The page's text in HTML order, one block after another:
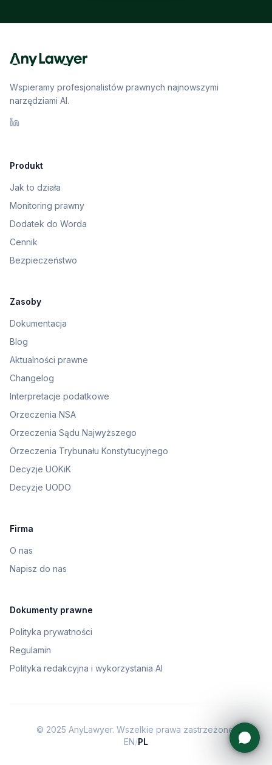
Wspieramy profesjonalistów prawnych najnowszymi
narzędziami AI.
Produkt
Jak to działa
Monitoring prawny
Dodatek do Worda
Cennik
Bezpieczeństwo
Zasoby
Dokumentacja
Blog
Aktualności prawne
Changelog
Interpretacje podatkowe
Orzeczenia NSA
Orzeczenia Sądu Najwyższego
Orzeczenia Trybunału Konstytucyjnego
Decyzje UOKiK
Decyzje UODO
Firma
O nas
Napisz do nas
Dokumenty prawne
Polityka prywatności
Regulamin
Polityka redakcyjna i wykorzystania AI
© 2025 AnyLawyer. Wszelkie prawa zastrzeżone.
EN/PL